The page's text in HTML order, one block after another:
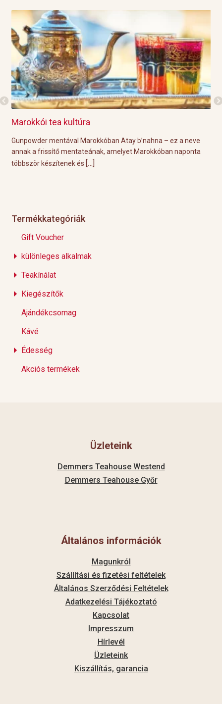
Marokkói tea kultúra
Gunpowder mentával Marokkóban Atay b’nahna – ez a neve
annak a frissítő mentateának, amelyet Marokkóban naponta
többször készítenek és […]
Termékkategóriák
Gift Voucher
különleges alkalmak
Teakínálat
Kiegészítők
Ajándékcsomag
Kávé
Édesség
Akciós termékek
Üzleteink
Demmers Teahouse Westend
Demmers Teahouse Győr
Általános információk
Magunkról
Szállítási és fizetési feltételek
Általános Szerződési Feltételek
Adatkezelési Tájékoztató
Kapcsolat
Impresszum
Hírlevél
Üzleteink
Kiszállítás, garancia